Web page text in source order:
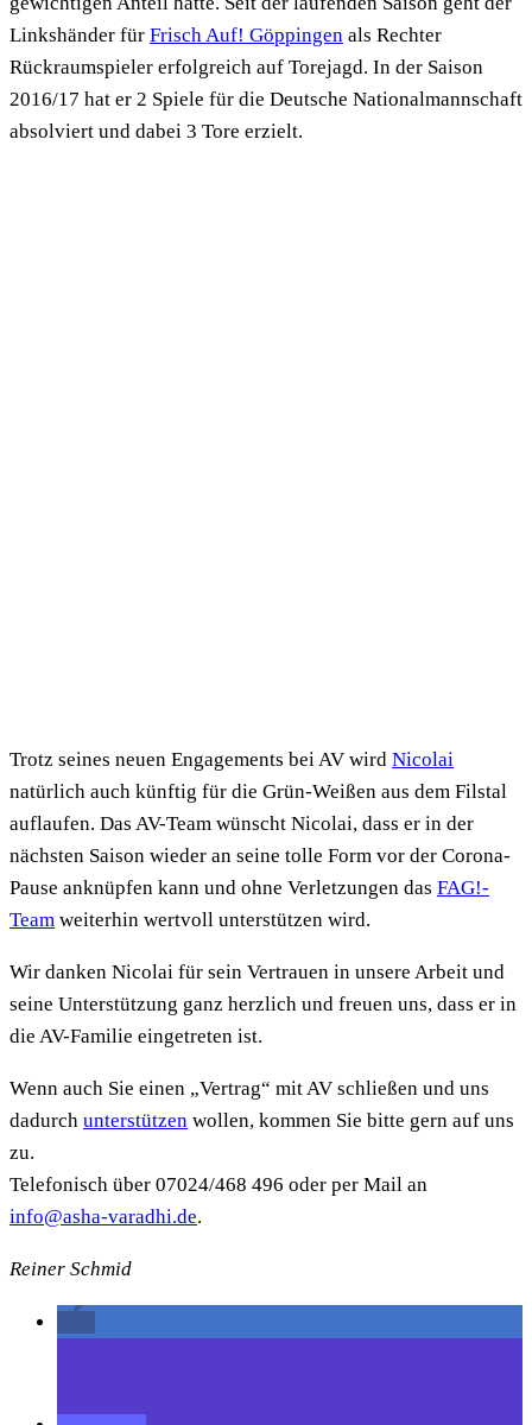
Linkshänder für Frisch Auf! Göppingen als Rechter
Rückraumspieler erfolgreich auf Torejagd. In der Saison
2016/17 hat er 2 Spiele für die Deutsche Nationalmannschaft
absolviert und dabei 3 Tore erzielt.
Trotz seines neuen Engagements bei AV wird Nicolai
natürlich auch künftig für die Grün-Weißen aus dem Filstal
auflaufen. Das AV-Team wünscht Nicolai, dass er in der
nächsten Saison wieder an seine tolle Form vor der Corona-
Pause anknüpfen kann und ohne Verletzungen das FAG!-
Team weiterhin wertvoll unterstützen wird.
Wir danken Nicolai für sein Vertrauen in unsere Arbeit und
seine Unterstützung ganz herzlich und freuen uns, dass er in
die AV-Familie eingetreten ist.
Wenn auch Sie einen „Vertrag“ mit AV schließen und uns
dadurch unterstützen wollen, kommen Sie bitte gern auf uns
zu.
Telefonisch über 07024/468 496 oder per Mail an
info@asha-varadhi.de.
Reiner Schmid